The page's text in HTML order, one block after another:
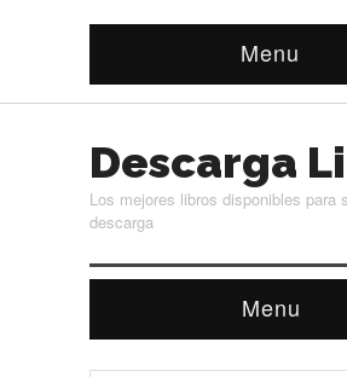
Menu
Descarga
Los mejores libros disponibles para
descarga
Menu